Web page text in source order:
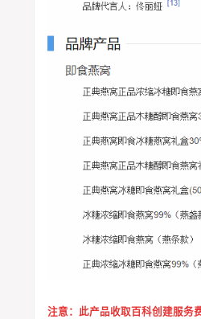
注意： 此产品收取百科创建服务